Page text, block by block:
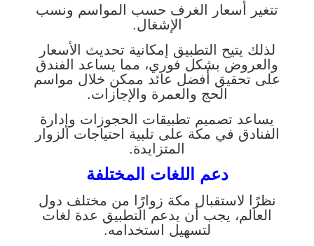
تتغير أسعار الغرف حسب المواسم ونسب
الإشغال.
لذلك يتيح التطبيق إمكانية تحديث الأسعار
والعروض بشكل فوري، مما يساعد الفندق
على تحقيق أفضل عائد ممكن خلال مواسم
الحج والعمرة والإجازات.
يساعد تصميم تطبيقات الحجوزات وإدارة
الفنادق في مكة على تلبية احتياجات الزوار
المتزايدة.
دعم اللغات المختلفة
نظرًا لاستقبال مكة زوارًا من مختلف دول
العالم، يجب أن يدعم التطبيق عدة لغات
لتسهيل استخدامه.